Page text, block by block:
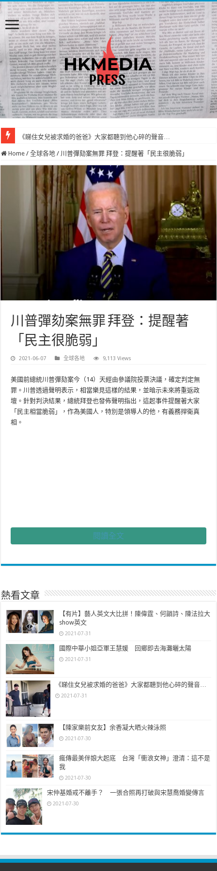
《睇住女兒被求婚的爸爸》大家都聽到他心碎的聲音…
Home / 全球各地 / 川普彈劾案無罪 拜登：提醒著「民主很脆弱」
川普彈劾案無罪 拜登：提醒著
「民主很脆弱」
2021-06-07 全球各地 9,113 Views
美國前總統川普彈劾案今（14）天經由參議院投票決議，確定判定無
罪。川普透過聲明表示，相當樂見這樣的結果，並暗示未來將重返政
壇。針對判決結果，總統拜登也發佈聲明指出，這起事件提醒著大家
「民主相當脆弱」，作為美國人，特別是領導人的他，有義務捍衛真
相。
傷害的指控並無爭議，甚至投下無罪票的少數黨領袖麥康奈爾，都認為
川普「可恥地失職」。本次彈劾案中，可以再次提醒所有人「民主是脆
弱的」，為了必須捍衛民主，我們必須始終保持警惕。
拜登強調，國會暴動可謂是歷史上「悲慘的章節」，這種暴力和極端主
義在美國無立足之地。所有美國人都有責任捍衛真相並戰勝謊言，做為
領導人的他更是任重道遠。
閱讀全文
熱看文章
【有片】藝人英文大比拼！陳偉霆、何韻詩、陳法拉大
show英文
2021-07-31
國際中華小姐亞軍王慧媛 回鄉即去海灘曬太陽
2021-07-31
《睇住女兒被求婚的爸爸》大家都聽到他心碎的聲音…
2021-07-31
【陳家樂前女友】余香凝大晒火辣泳照
2021-07-30
瘋傳最美伴娘大起底 台灣「衝浪女神」澄清：這不是
我
2021-07-30
宋仲基婚戒不離手？ 一張合照再打破與宋慧喬婚變傳言
2021-07-30